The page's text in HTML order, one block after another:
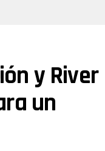
y River
un